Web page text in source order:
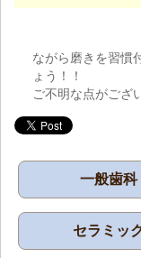
ながら磨きを習慣
ょう！！
ご不明な点がござ
一般歯科
セラミッ